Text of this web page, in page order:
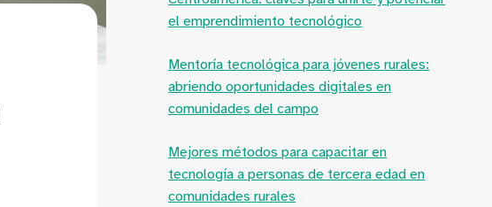
el emprendimiento tecnológico
Mentoría tecnológica para jóvenes rurales:
abriendo oportunidades digitales en
comunidades del campo
Mejores métodos para capacitar en
tecnología a personas de tercera edad en
comunidades rurales